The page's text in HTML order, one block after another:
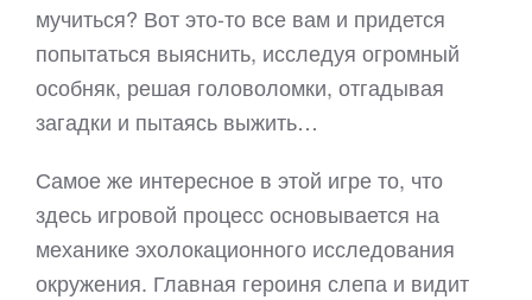
мучиться? Вот это-то все вам и придется
попытаться выяснить, исследуя огромный
особняк, решая головоломки, отгадывая
загадки и пытаясь выжить…
Самое же интересное в этой игре то, что
здесь игровой процесс основывается на
механике эхолокационного исследования
окружения. Главная героиня слепа и видит